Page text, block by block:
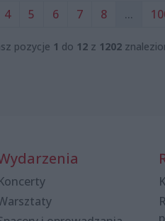
4 5 6 7 8 ...
pozycje 1 do 12 z 1202